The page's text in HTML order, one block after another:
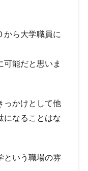
から大学職員に
能だと思いま
っかけとして他
になることはな
という職場の雰